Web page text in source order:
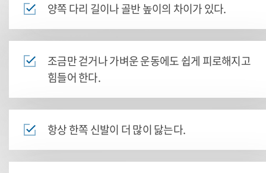
양쪽 다리 길이나 골반 높이의 차이가 있다.
조금만 걷거나 가벼운 운동에도 쉽게 피로해지고
힘들어 한다.
항상 한쪽 신발이 더 많이 닳는다.